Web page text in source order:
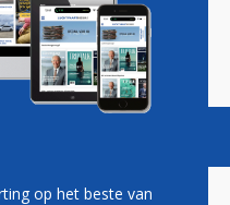
Vacatures
op het beste van